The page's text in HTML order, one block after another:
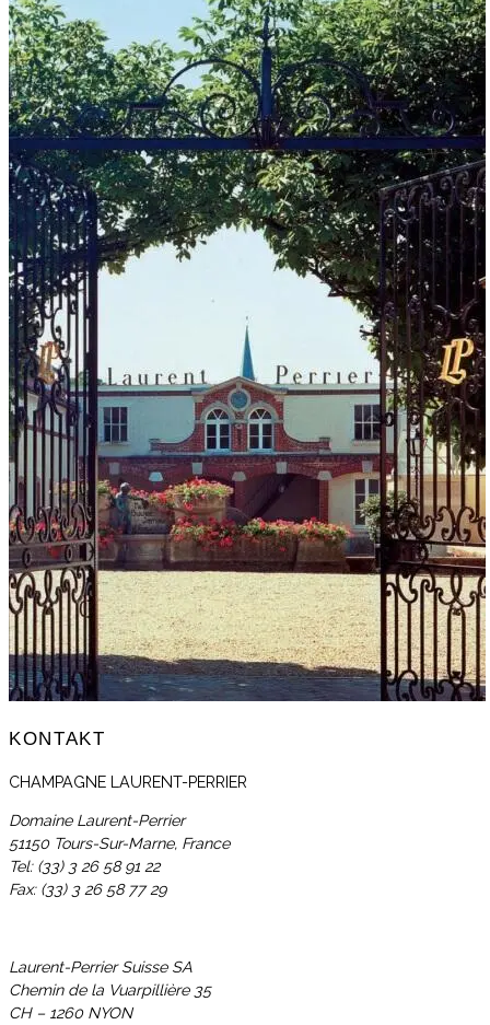
KONTAKT
CHAMPAGNE LAURENT-PERRIER
Domaine Laurent-Perrier
51150 Tours-Sur-Marne, France
Tel: (33) 3 26 58 91 22
Fax: (33) 3 26 58 77 29
Laurent-Perrier Suisse SA
Chemin de la Vuarpillière 35
CH – 1260 NYON